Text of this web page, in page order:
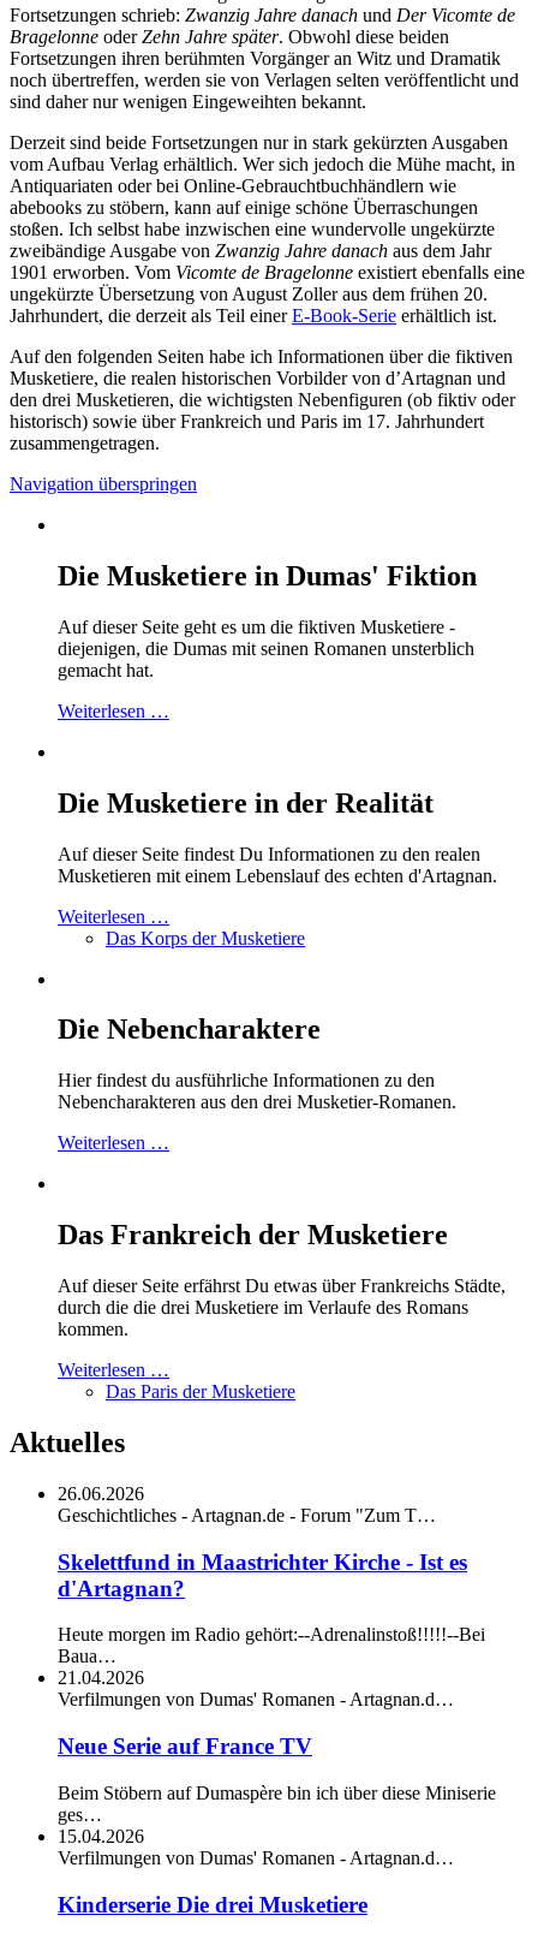
Fortsetzungen schrieb: Zwanzig Jahre danach und Der Vicomte de
Bragelonne oderZehn Jahre später. Obwohl diese beiden
Fortsetzungen ihren berühmten Vorgänger an Witz und Dramatik
noch übertreffen, werden sie von Verlagen selten veröffentlicht und
sind daher nur wenigen Eingeweihten bekannt.
Derzeit sind beide Fortsetzungen nur in stark gekürzten Ausgaben
vom Aufbau Verlag erhältlich. Wer sich jedoch die Mühe macht, in
Antiquariaten oder bei Online-Gebrauchtbuchhändlern wie
abebooks zu stöbern, kann auf einige schöne Überraschungen
stoßen. Ich selbst habe inzwischen eine wundervolle ungekürzte
zweibändige Ausgabe von Zwanzig Jahre danach aus dem Jahr
1901 erworben. Vom Vicomte de Bragelonne existiert ebenfalls eine
ungekürzte Übersetzung von August Zoller aus dem frühen 20.
Jahrhundert, die derzeit als Teil einerE-Book-Serie erhältlich ist.
Auf den folgenden Seiten habe ich Informationen über die fiktiven
Musketiere, die realen historischen Vorbilder von d’Artagnan und
den drei Musketieren, die wichtigsten Nebenfiguren (ob fiktiv oder
historisch) sowie über Frankreich und Paris im 17. Jahrhundert
zusammengetragen.
Navigation überspringen
Die Musketiere in Dumas' Fiktion
Auf dieser Seite geht es um die fiktiven Musketiere -
diejenigen, die Dumas mit seinen Romanen unsterblich
gemacht hat.
Weiterlesen …
Die Musketiere in der Realität
Auf dieser Seite findest Du Informationen zu den realen
Musketieren mit einem Lebenslauf des echten d'Artagnan.
Weiterlesen …
Das Korps der Musketiere
Die Nebencharaktere
Hier findest du ausführliche Informationen zu den
Nebencharakteren aus den drei Musketier-Romanen.
Weiterlesen …
Das Frankreich der Musketiere
Auf dieser Seite erfährst Du etwas über Frankreichs Städte,
durch die die drei Musketiere im Verlaufe des Romans
kommen.
Weiterlesen …
Das Paris der Musketiere
Aktuelles
26.06.2026
Geschichtliches - Artagnan.de - Forum "Zum T…
Skelettfund in Maastrichter Kirche - Ist es
d'Artagnan?
Heute morgen im Radio gehört:--Adrenalinstoß!!!!!--Bei
Baua…
21.04.2026
Verfilmungen von Dumas' Romanen - Artagnan.d…
Neue Serie auf France TV
Beim Stöbern auf Dumaspère bin ich über diese Miniserie
ges…
15.04.2026
Verfilmungen von Dumas' Romanen - Artagnan.d…
Kinderserie Die drei Musketiere